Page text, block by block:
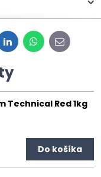
LinkedInWhatsApp
E-
mail
Technical Red 1kg
Do košíka